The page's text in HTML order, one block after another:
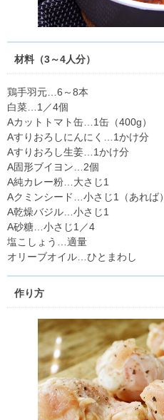
材料（3～4人分）
鶏手羽元…6～8本
白菜…1／4個
Aカットトマト缶…1缶（400g）
Aすりおろしにんにく…1かけ分
Aすりおろし生姜…1かけ分
A固形ブイヨン…2個
A純カレー粉…大さじ1
Aクミンシード…小さじ1（あれば）
A乾燥バジル…小さじ1
A砂糖…小さじ1／4
塩こしょう…適量
オリーブオイル…ひとまわし
作り方